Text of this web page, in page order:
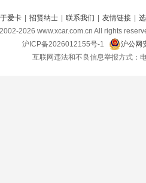
爱卡 | 招贤纳士 | 联系我们 | 友情链接 |
2026 www.xcar.com.cn All rights
沪ICP备2026012155号-1
沪公网
互联网违法和不良信息举报方式：